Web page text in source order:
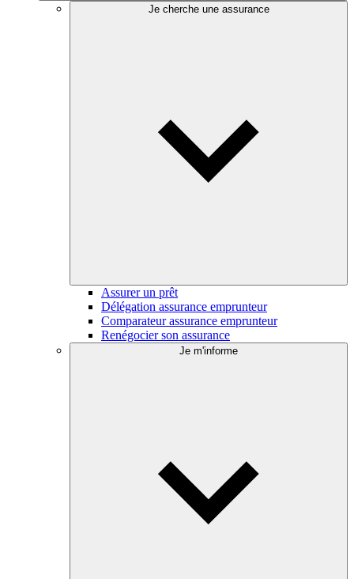
Je cherche une assurance
Assurer un prêt
Délégation assurance emprunteur
Comparateur assurance emprunteur
Renégocier son assurance
Je m'informe